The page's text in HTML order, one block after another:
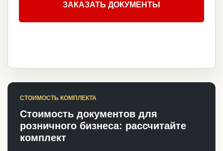
ЗАКАЗАТЬ ДОКУМЕНТЫ
СТОИМОСТЬ КОМПЛЕКТА
Стоимость документов для
розничного бизнеса: рассчитайте
комплект